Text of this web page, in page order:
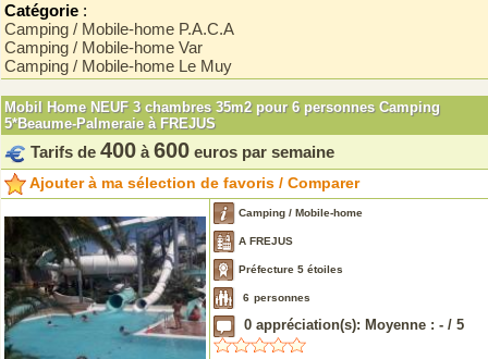
Catégorie :
Camping / Mobile-home P.A.C.A
Camping / Mobile-home Var
Camping / Mobile-home Le Muy
Mobil Home NEUF 3 chambres 35m2 pour 6 personnes Camping
5*Beaume-Palmeraie à FREJUS
Tarifs de 400 à 600 euros par semaine
Ajouter à ma sélection de favoris / Comparer
Camping / Mobile-home
A FREJUS
Préfecture 5 étoiles
6 personnes
0 appréciation(s): Moyenne : - / 5